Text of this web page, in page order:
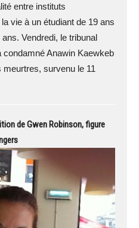
entre instituts
vie à un étudiant de 19 ans
Vendredi, le tribunal
Anawin Kaewkeb
survenu le 11
de Gwen Robinson, figure